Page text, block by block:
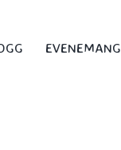
EVENEMANG